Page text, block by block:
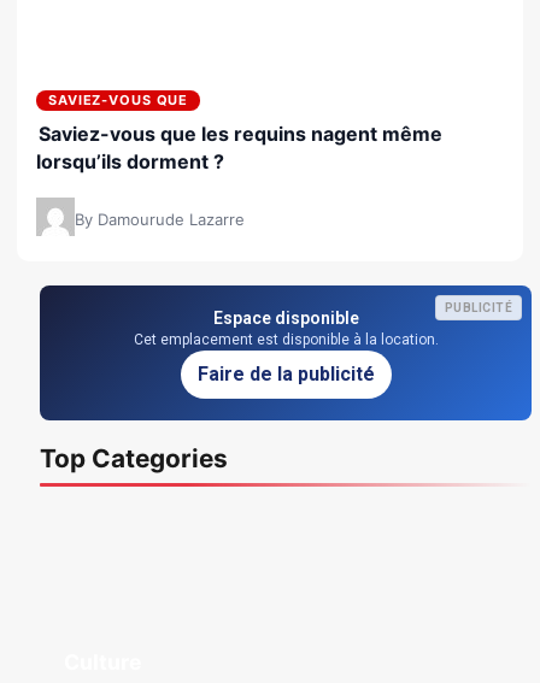
SAVIEZ-VOUS QUE
Saviez-vous que les requins nagent même
lorsqu’ils dorment ?
By Damourude Lazarre
PUBLICITÉ
Espace disponible
Cet emplacement est disponible à la location.
Faire de la publicité
Top Categories